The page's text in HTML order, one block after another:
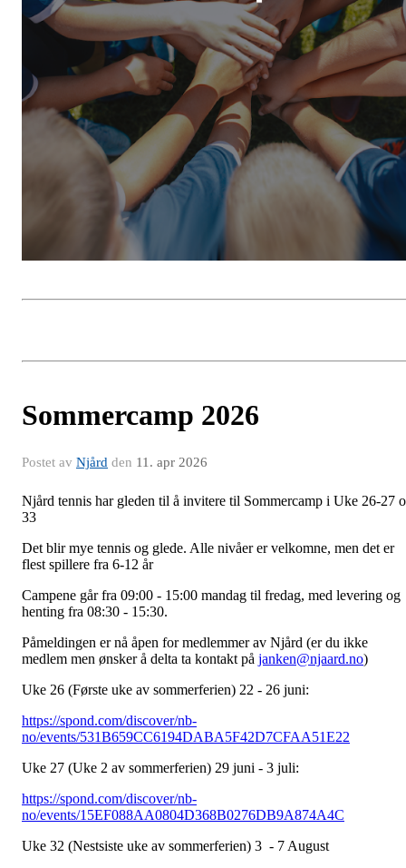
Sommercamp 2026
Postet av Njård den 11. apr 2026
Njård tennis har gleden til å invitere til Sommercamp i Uke 26-27
33
Det blir mye tennis og glede. Alle nivåer er velkomne, men det er
flest spillere fra 6-12 år
Campene går fra 09:00 - 15:00 mandag til fredag, med levering og
henting fra 08:30 - 15:30.
Påmeldingen er nå åpen for medlemmer av Njård (er du ikke
medlem men ønsker å delta ta kontakt på janken@njaard.no)
Uke 26 (Første uke av sommerferien) 22 - 26 juni:
https://spond.com/discover/nb-
no/events/531B659CC6194DABA5F42D7CFAA51E22
Uke 27 (Uke 2 av sommerferien) 29 juni - 3 juli:
https://spond.com/discover/nb-
no/events/15EF088AA0804D368B0276DB9A874A4C
Uke 32 (Nestsiste uke av sommerferien) 3 - 7 August